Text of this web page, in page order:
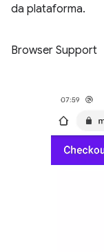
da plataforma.
Browser Support